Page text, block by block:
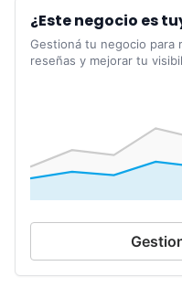
¿Este negocio es
Gestioná tu negocio para
reseñas y mejorar tu